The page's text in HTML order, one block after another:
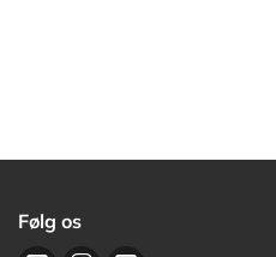
Følg os